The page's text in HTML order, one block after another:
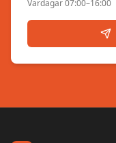
Vardagar 07:00–16:00